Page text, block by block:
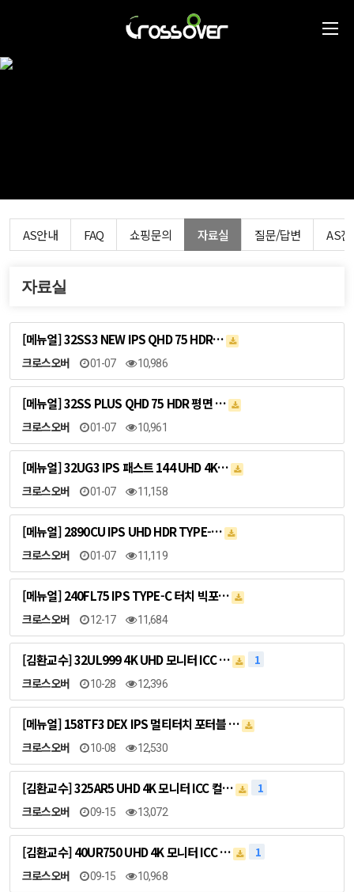
AS안내 FAQ 쇼핑문의 자료실 질문/답변 AS진
자료실
[메뉴얼] 32SS3 NEW IPS QHD 75 HDR…
크로스오버 01-07 10,986
[메뉴얼] 32SS PLUS QHD 75 HDR 평면 …
크로스오버 01-07 10,961
[메뉴얼] 32UG3 IPS 패스트 144 UHD 4K…
크로스오버 01-07 11,158
[메뉴얼] 2890CU IPS UHD HDR TYPE-…
크로스오버 01-07 11,119
[메뉴얼] 240FL75 IPS TYPE-C 터치 빅포…
크로스오버 12-17 11,684
[김환교수] 32UL999 4K UHD 모니터 ICC … 1
크로스오버 10-28 12,396
[메뉴얼] 158TF3 DEX IPS 멀티터치 포터블 …
크로스오버 10-08 12,530
[김환교수] 325AR5 UHD 4K 모니터 ICC 컬… 1
크로스오버 09-15 13,072
[김환교수] 40UR750 UHD 4K 모니터 ICC … 1
크로스오버 09-15 10,968